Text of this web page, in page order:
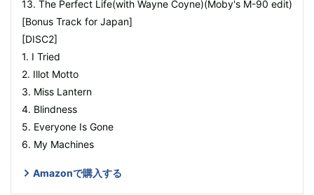
13. The Perfect Life(with Wayne Coyne)(Moby's M-90 edit)
[Bonus Track for Japan]
[DISC2]
1. I Tried
2. Illot Motto
3. Miss Lantern
4. Blindness
5. Everyone Is Gone
6. My Machines
Amazonで購入する